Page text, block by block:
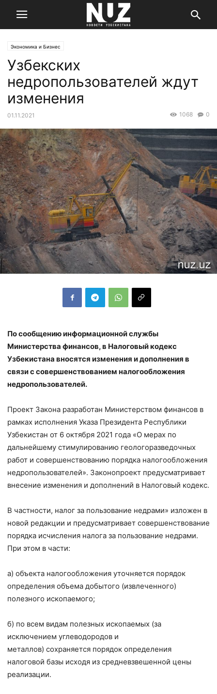
Экономика и Бизнес
Узбекских
недропользователей ждут
изменения
01.11.2021 0
1068
По сообщению информационной службы
Министерства финансов, в Налоговый кодекс
Узбекистана вносятся изменения и дополнения в
связи с совершенствованием налогообложения
недропользователей.
Проект Закона разработан Министерством финансов в
рамках исполнения Указа Президента Республики
Узбекистан от 6 октября 2021 года «О мерах по
дальнейшему стимулированию геологоразведочных
работ и совершенствованию порядка налогообложения
недропользователей». Законопроект предусматривает
внесение изменения и дополнений в Налоговый кодекс.
В частности, налог за пользование недрами» изложен в
новой редакции и предусматривает совершенствование
порядка исчисления налога за пользование недрами.
При этом в части:
а) объекта налогообложения уточняется порядок
определения объема добытого (извлеченного)
полезного ископаемого;
б) по всем видам полезных ископаемых (за
исключением углеводородов и
металлов) сохраняется порядок определения
налоговой базы исходя из средневзвешенной цены
реализации.